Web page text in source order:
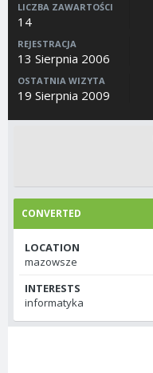
LICZBA ZAWARTOŚCI
14
REJESTRACJA
13 Sierpnia 2006
OSTATNIA WIZYTA
19 Sierpnia 2009
CONVERTED
LOCATION
mazowsze
INTERESTS
informatyka